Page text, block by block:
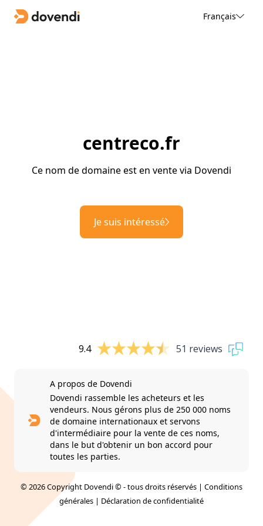
Français
centreco.fr
Ce nom de domaine est en vente via Dovendi
Je suis intéressé
9.4 51 reviews
A propos de Dovendi
Dovendi rassemble les acheteurs et les
vendeurs. Nous gérons plus de 250 000 noms
de domaine internationaux et servons
d'intermédiaire pour la vente de ces noms,
dans le but d'obtenir un bon accord pour
toutes les parties.
© 2026 Copyright Dovendi © - tous droits réservés | Conditions
générales | Déclaration de confidentialité